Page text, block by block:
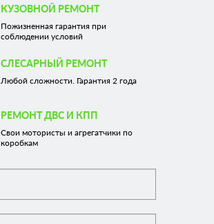
КУЗОВНОЙ РЕМОНТ
Пожизненная гарантия при
соблюдении условий
СЛЕСАРНЫЙ РЕМОНТ
Любой сложности. Гарантия 2 года
РЕМОНТ ДВС И КПП
Свои мотористы и агрегатчики по
коробкам